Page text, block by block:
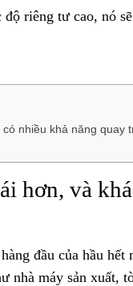
riêng tư cao, nó
nhiều khả năng quay
hơn, và
đầu của hầu
nhà máy sản xuất,